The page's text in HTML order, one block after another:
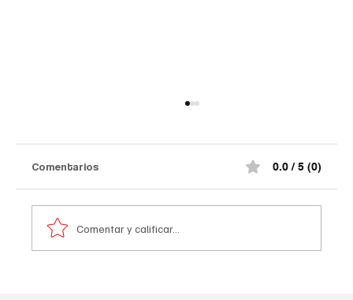
Comentarios 0.0 / 5 (0)
Comentar y calificar...